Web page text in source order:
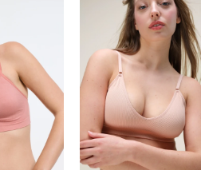
TALLE SELECCIONAR TALLE